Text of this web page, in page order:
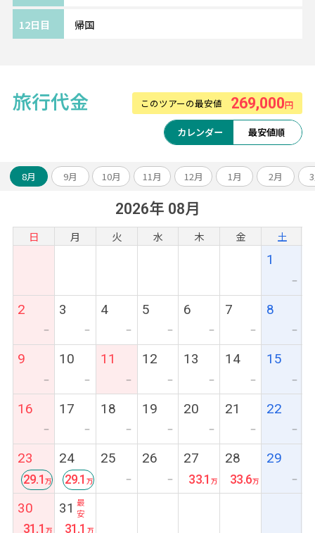
12日目 帰国
旅行代金 このツアーの最安値 269,000円
カレンダー 最安値順
8月 9月 10月 11月 12月 1月 2月
2026年 08月
日 月 火 水 木 金 土
1
ー
2
ー
3
ー
4
ー
5
ー
6
ー
7
ー
8
ー
9
ー
10
ー
11
ー
12
ー
13
ー
14
ー
15
ー
16
ー
17
ー
18
ー
19
ー
20
ー
21
ー
22
ー
23
29.1
24
最
安
29.1
25
ー
26
ー
27
33.1
28
33.6
29
ー
30
31.1
31
31.1